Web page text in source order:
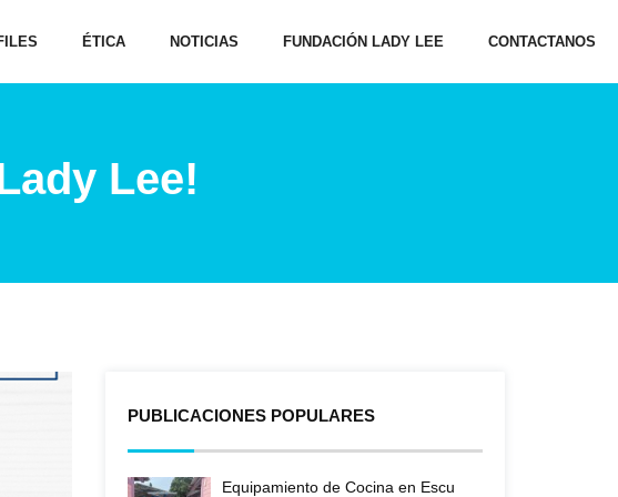
ÉTICA NOTICIAS FUNDACIÓN LADY LEE CONTACTANOS
Lee!
PUBLICACIONES POPULARES
Equipamiento de Cocina en Escu